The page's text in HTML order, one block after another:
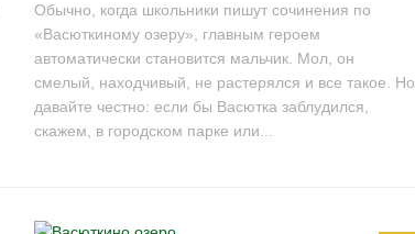
Обычно, когда школьники пишут сочинения по
«Васюткиному озеру», главным героем
автоматически становится мальчик. Мол, он
смелый, находчивый, не растерялся и все такое. Но
давайте честно: если бы Васютка заблудился,
скажем, в городском парке или...